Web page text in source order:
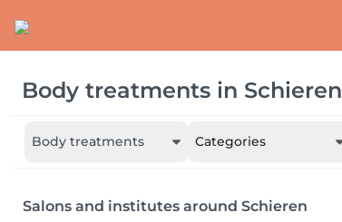
Body treatments in Schieren
Body treatments Categories
Salons and institutes around Schieren